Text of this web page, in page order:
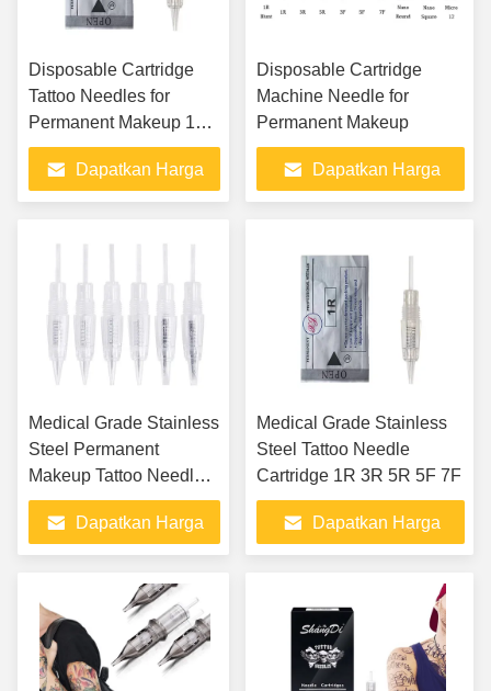
Disposable Cartridge
Tattoo Needles for
Permanent Makeup 1R
3R 5R 5F 7F
Dapatkan Harga
Disposable Cartridge
Machine Needle for
Permanent Makeup
Dapatkan Harga
Medical Grade Stainless
Steel Permanent
Makeup Tattoo Needles
1R 3R 5R 5F 7F
Dapatkan Harga
Medical Grade Stainless
Steel Tattoo Needle
Cartridge 1R 3R 5R 5F 7F
Dapatkan Harga